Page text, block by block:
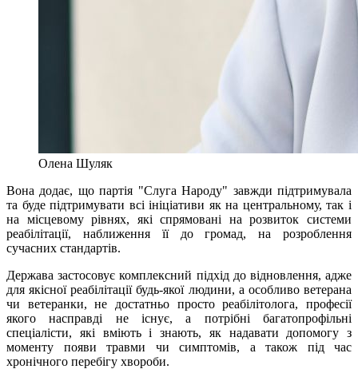
Олена Шуляк
Вона додає, що партія "Слуга Народу" завжди підтримувала
та буде підтримувати всі ініціативи як на центральному, так і
на місцевому рівнях, які спрямовані на розвиток системи
реабілітації, наближення її до громад, на розроблення
сучасних стандартів.
Держава застосовує комплексний підхід до відновлення, адже
для якісної реабілітації будь-якої людини, а особливо ветерана
чи ветеранки, не достатньо просто реабілітолога, професії
якого насправді не існує, а потрібні багатопрофільні
спеціалісти, які вміють і знають, як надавати допомогу з
моменту появи травми чи симптомів, а також під час
хронічного перебігу хвороби.